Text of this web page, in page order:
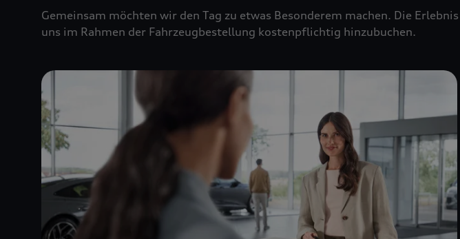
Gemeinsam möchten wir den Tag zu etwas Besonderem machen. Die
uns im Rahmen der Fahrzeugbestellung kostenpflichtig hinzubuchen.